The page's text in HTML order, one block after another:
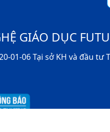
GIÁO DỤC
01-06 Tại sở KH và đầu tư